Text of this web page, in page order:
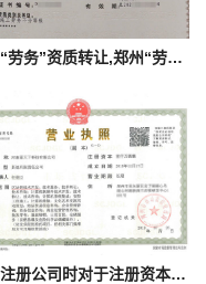
郑州“劳务”资质转让,郑州“劳务施工作业”资质转让
开封注册公司时对于注册资本有要求吗